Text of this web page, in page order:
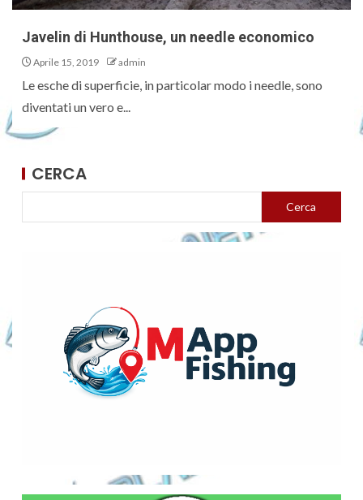
Javelin di Hunthouse, un needle economico
Aprile 15, 2019 admin
Le esche di superficie, in particolar modo i needle, sono
diventati un vero e...
CERCA
Cerca